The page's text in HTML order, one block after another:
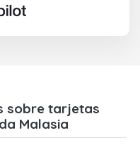
sobre tarjetas
Malasia